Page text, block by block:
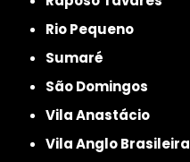
Rio Pequeno
Sumaré
São Domingos
Vila Anastácio
Vila Anglo Brasileira